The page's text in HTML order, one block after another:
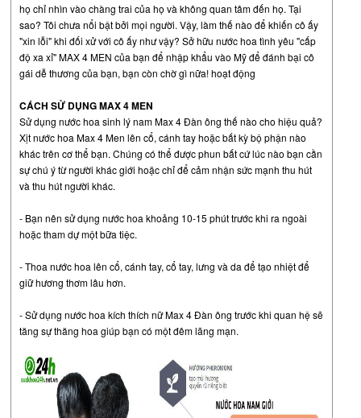
họ chỉ nhìn vào chàng trai của họ và không quan tâm đến họ. Tại
sao? Tôi chưa nổi bật bởi mọi người. Vậy, làm thế nào để khiến cô ấy
"xin lỗi" khi đối xử với cô ấy như vậy? Sở hữu nước hoa tình yêu "cấp
độ xa xỉ" MAX 4 MEN của bạn để nhập khẩu vào Mỹ để đánh bại cô
gái dễ thương của bạn, bạn còn chờ gì nữa! hoạt động
CÁCH SỬ DỤNG MAX 4 MEN
Sử dụng nước hoa sinh lý nam Max 4 Đàn ông thế nào cho hiệu quả?
Xịt nước hoa Max 4 Men lên cổ, cánh tay hoặc bất kỳ bộ phận nào
khác trên cơ thể bạn. Chúng có thể được phun bất cứ lúc nào bạn cần
sự chú ý từ người khác giới hoặc chỉ để cảm nhận sức mạnh thu hút
và thu hút người khác.
- Bạn nên sử dụng nước hoa khoảng 10-15 phút trước khi ra ngoài
hoặc tham dự một bữa tiệc.
- Thoa nước hoa lên cổ, cánh tay, cổ tay, lưng và da để tạo nhiệt để
giữ hương thơm lâu hơn.
- Sử dụng nước hoa kích thích nữ Max 4 Đàn ông trước khi quan hệ sẽ
tăng sự thăng hoa giúp bạn có một đêm lãng mạn.